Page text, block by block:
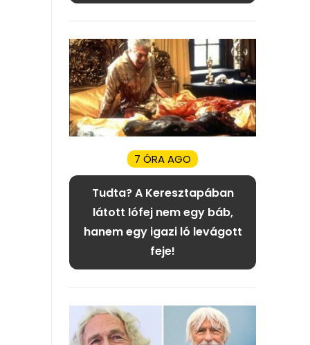
7 ÓRA AGO
Tudta? A Keresztapában
látott lófej nem egy báb,
hanem egy igazi ló levágott
feje!